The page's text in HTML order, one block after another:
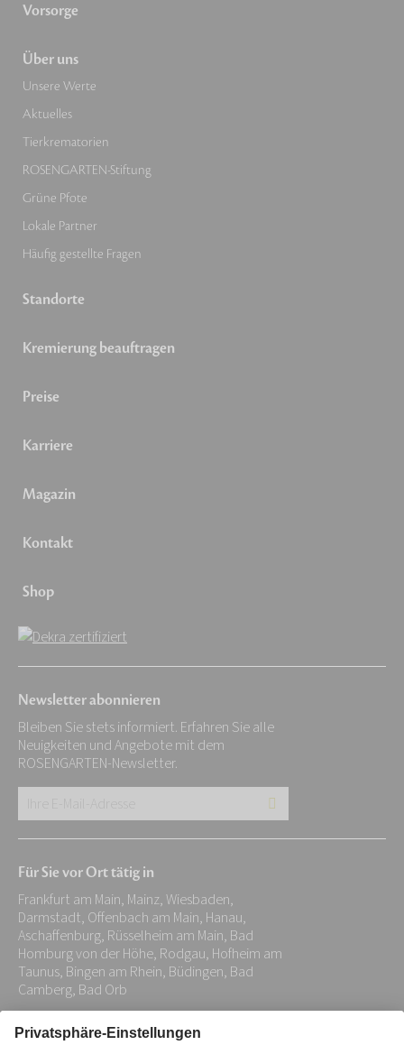
Vorsorge
Über uns
Unsere Werte
Aktuelles
Tierkrematorien
ROSENGARTEN-Stiftung
Grüne Pfote
Lokale Partner
Häufig gestellte Fragen
Standorte
Kremierung beauftragen
Preise
Karriere
Magazin
Kontakt
Shop
Newsletter abonnieren
Bleiben Sie stets informiert. Erfahren Sie alle
Neuigkeiten und Angebote mit dem
ROSENGARTEN-Newsletter.
Adresse:
*
Für Sie vor Ort tätig in
Frankfurt am Main, Mainz, Wiesbaden,
Darmstadt, Offenbach am Main, Hanau,
Aschaffenburg, Rüsselheim am Main, Bad
Homburg von der Höhe, Rodgau, Hofheim am
Taunus, Bingen am Rhein, Büdingen, Bad
Camberg, Bad Orb